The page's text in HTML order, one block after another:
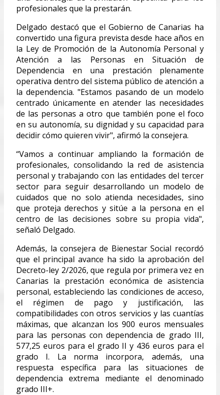
profesionales que la prestarán.
Delgado destacó que el Gobierno de Canarias ha
convertido una figura prevista desde hace años en
la Ley de Promoción de la Autonomía Personal y
Atención a las Personas en Situación de
Dependencia en una prestación plenamente
operativa dentro del sistema público de atención a
la dependencia. "Estamos pasando de un modelo
centrado únicamente en atender las necesidades
de las personas a otro que también pone el foco
en su autonomía, su dignidad y su capacidad para
decidir cómo quieren vivir", afirmó la consejera.
“Vamos a continuar ampliando la formación de
profesionales, consolidando la red de asistencia
personal y trabajando con las entidades del tercer
sector para seguir desarrollando un modelo de
cuidados que no solo atienda necesidades, sino
que proteja derechos y sitúe a la persona en el
centro de las decisiones sobre su propia vida",
señaló Delgado.
Además, la consejera de Bienestar Social recordó
que el principal avance ha sido la aprobación del
Decreto-ley 2/2026, que regula por primera vez en
Canarias la prestación económica de asistencia
personal, estableciendo las condiciones de acceso,
el régimen de pago y justificación, las
compatibilidades con otros servicios y las cuantías
máximas, que alcanzan los 900 euros mensuales
para las personas con dependencia de grado III,
577,25 euros para el grado II y 436 euros para el
grado I. La norma incorpora, además, una
respuesta específica para las situaciones de
dependencia extrema mediante el denominado
grado III+.